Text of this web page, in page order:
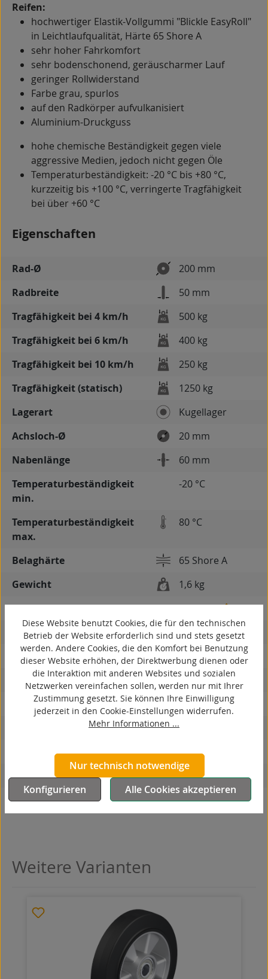
Reifen:
hochwertiger Elastik-Vollgummi "Blickle EasyRoll"
in Leichtlaufqualität, Härte 65 Shore A
sehr hoher Fahrkomfort
sehr bodenschonend, geräuscharmer Lauf
geringer Rollwiderstand
Farbe grau, spurlos
auf den Radkörper aufvulkanisiert
Aluminium-Druckguss
hohe chemische Beständigkeit gegen viele
aggressive Medien, jedoch nicht gegen Öle
Temperaturbeständigkeit: -20 °C bis +80 °C,
kurzzeitig bis +100 °C, verringerte Tragfähigkeit
bei über +60 °C
Eigenschaften
Rad-Ø
200 mm
Radbreite
50 mm
Tragfähigkeit bei 4 km/h
500 kg
Tragfähigkeit bei 6 km/h
400 kg
Tragfähigkeit bei 10 km/h
250 kg
Tragfähigkeit (statisch)
1250 kg
Lagerart
Kugellager
Achsloch-Ø
20 mm
Nabenlänge
60 mm
Temperaturbeständigkeit
min.
-20 °C
Temperaturbeständigkeit
max.
80 °C
Belaghärte
65 Shore A
Gewicht
1,6 kg
spurlos
kontaktverfärbungsfrei
antistatisch
ESD
elektrisch leitfähig
korrosionsbeständig
hitzebeständig
autoklaventauglich
Produkttyp
Rad
Produktgalerie überspringen
Weitere Varianten
Diese Website benutzt Cookies, die für den technischen
Betrieb der Website erforderlich sind und stets gesetzt
werden. Andere Cookies, die den Komfort bei Benutzung
dieser Website erhöhen, der Direktwerbung dienen oder
die Interaktion mit anderen Websites und sozialen
Netzwerken vereinfachen sollen, werden nur mit Ihrer
Zustimmung gesetzt. Sie können Ihre Einwilligung
jederzeit in den Cookie-Einstellungen widerrufen.
Mehr Informationen ...
Nur technisch notwendige
Konfigurieren
Alle Cookies akzeptieren